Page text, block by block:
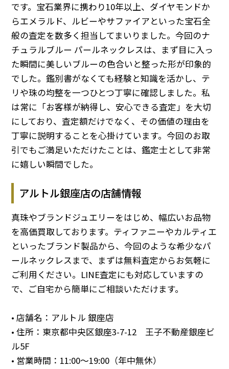
です。宝石業界に携わり10年以上、ダイヤモンドか
らエメラルド、ルビーやサファイアといった宝石全
般の査定を数多く担当してまいりました。今回のナ
チュラルブルー パールネックレスは、まず目に入っ
た瞬間に美しいブルーの色合いと整った形が印象的
でした。鑑別書がなくても経験と知識を活かし、テ
リや珠の均整を一つひとつ丁寧に確認しました。私
は常に「お客様が納得し、安心できる査定」を大切
にしており、査定額だけでなく、その価値の理由を
丁寧に説明することを心掛けています。今回のお取
引でもご満足いただけたことは、鑑定士として非常
に嬉しい瞬間でした。
アルトル銀座店の店舗情報
真珠やブランドジュエリーをはじめ、幅広いお品物
を高価買取しております。ティファニーやカルティエ
といったブランド製品から、今回のような希少なパ
ールネックレスまで、まずは無料査定からお気軽に
ご利用ください。LINE査定にも対応していますの
で、ご自宅から簡単にご相談いただけます。
• 店舗名：アルトル 銀座店
• 住所：東京都中央区銀座3-7-12 王子不動産銀座ビ
ル5F
• 営業時間：11:00～19:00（年中無休）